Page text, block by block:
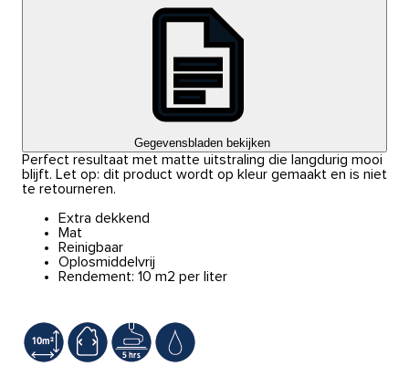
Gegevensbladen bekijken
Perfect resultaat met matte uitstraling die langdurig mooi
blijft. Let op: dit product wordt op kleur gemaakt en is niet
te retourneren.
Extra dekkend
Mat
Reinigbaar
Oplosmiddelvrij
Rendement: 10 m2 per liter